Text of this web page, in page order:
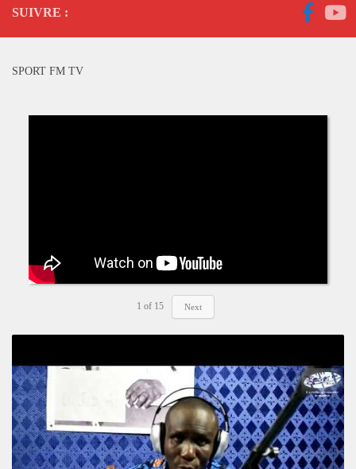
SUIVRE :
SPORT FM TV
1 of 15 Next